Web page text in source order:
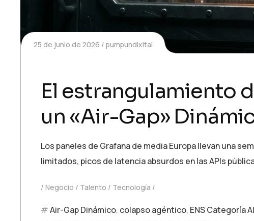
25 de junio de 2026 pumpundixital
El estrangulamiento
un «Air-Gap»
Los paneles de Grafana de media Europa llevan una
limitados, picos de latencia absurdos en las APIs
Negocio Talento Tecnología
Air-Gap Dinámico, colapso agéntico, ENS Categoría